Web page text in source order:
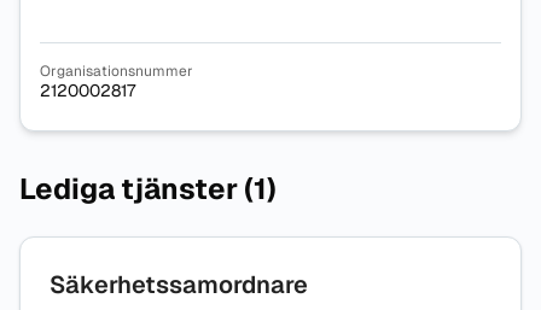
Organisationsnummer
2120002817
Lediga tjänster (1)
Säkerhetssamordnare